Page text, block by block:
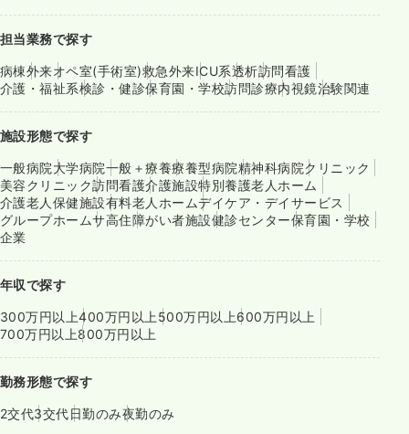
担当業務で探す
病棟外来オペ室(手術室)救急外来ICU系透析訪問看護
介護・福祉系検診・健診保育園・学校訪問診療内視鏡治験関連
施設形態で探す
一般病院大学病院一般＋療養療養型病院精神科病院クリニック
美容クリニック訪問看護介護施設特別養護老人ホーム
介護老人保健施設有料老人ホームデイケア・デイサービス
グループホームサ高住障がい者施設健診センター保育園・学校
企業
年収で探す
300万円以上400万円以上 500万円以上600万円以上
700万円以上800万円以上
勤務形態で探す
2交代3交代日勤のみ夜勤のみ